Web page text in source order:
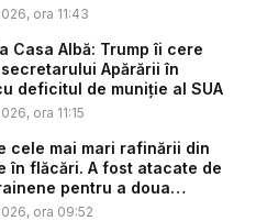
ora 11:43
Casa Albă: Trump îi cere
Apărării în
deficitul de muniție al SUA
ora 11:15
cele mai mari rafinării din
în flăcări. A fost atacate de
pentru a doua
ora 09:52